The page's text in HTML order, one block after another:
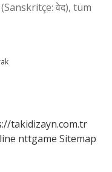
वेद), tüm
takidizayn.com.tr
nttgame Sitemap